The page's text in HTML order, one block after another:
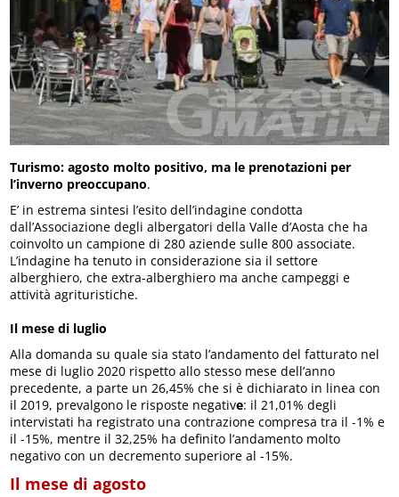
Turismo: agosto molto positivo, ma le prenotazioni per
l’inverno preoccupano.
E’ in estrema sintesi l’esito dell’indagine condotta
dall’Associazione degli albergatori della Valle d’Aosta che ha
coinvolto un campione di 280 aziende sulle 800 associate.
L’indagine ha tenuto in considerazione sia il settore
alberghiero, che extra-alberghiero ma anche campeggi e
attività agrituristiche.
Il mese di luglio
Alla domanda su quale sia stato l’andamento del fatturato nel
mese di luglio 2020 rispetto allo stesso mese dell’anno
precedente, a parte un 26,45% che si è dichiarato in linea con
il 2019, prevalgono le risposte negative: il 21,01% degli
intervistati ha registrato una contrazione compresa tra il -1% e
il -15%, mentre il 32,25% ha definito l’andamento molto
negativo con un decremento superiore al -15%.
Il mese di agosto